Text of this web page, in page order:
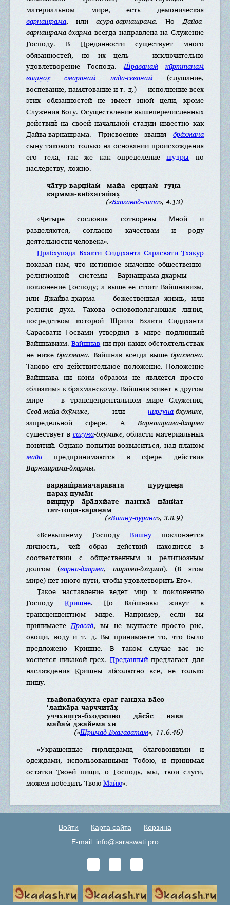
материальном мире, есть демоническая
варнашрама, или асура-варнашрама. НоДайва-
варнашрама-дхармавсегда направлена на Служение
Господу. В Преданности существует много
обязанностей, но их цель — исключительно
удовлетворение Господа.Ш̇раванам̇
кӣрттанам̇
виш̣н̣ох̣ смаранам̇
пада̄-севанам(слушание,
воспевание, памятование и т. д.) — исполнение всех
этих обязанностей не имеет иной цели, кроме
Служения Богу. Осуществление вышеперечисленных
действий на своей начальной стадии известно как
Дайва-варнашрама. Присвоение звания брáхмана
сыну такового только на основании происхождения
его тела, так же как определениешудры по
наследству, ложно.
ча̄тур-варн̣йам̇ майа ср̣ш̣т̣ам̇ гун̣а-
кармма-вибха̄гаш̇ах̣
(«Бхагавад-гита», 4.13)
«Четыре сословия сотворены Мной и
разделяются, согласно качествам и роду
деятельности человека».
Прабхупа̄да Бхакти Сиддханта Сарасвати Тхакур
показал нам, что истинное значение общественно-
религиозной системы Варнашрама-дхармы —
поклонение Господу; а выше ее стоит Вайшнавизм,
или Джайва-дхарма — божественная жизнь, или
религия духа. Такова основополагающая линия,
посредством которой Шрила Бхакти Сиддханта
Сарасвати Госвами утвердил в мире подлинный
Вайшнавизм.Вайшнав ни при каких обстоятельствах
не нижебрахмана. Вайшнав всегда вышебрахмана.
Таково его действительное положение. Положение
Вайшнава ни коим образом не является просто
«близким» к брахманскому. Вайшнав живет в другом
мире — в трансцендентальном мире Служения,
Сева̄-майа-бхӯмике, или ниргуна-бхумике,
запредельной сфере. АВарнашрама-дхарма
существует в сагуна-бхумике, области материальных
понятий. Однако попытки возвыситься, над планом
майипредпринимаются в сфере действия
Варнашрама-дхармы.
варн̣а̄ш́рама̄ча̄равата̄ пуруш̣ен̣а
парах̣ пума̄н
виш̣н̣ур а̄ра̄дхйате пантха̄ на̄нйат
тат-тош̣а-ка̄ран̣ам
(«Вишну-пурана», 3.8.9)
«Всевышнему Господу Вишнупоклоняется
личность, чей образ действий находится в
соответствии с общественным и религиозным
долгом (варна-дхарма, ашрама-дхарма). (В этом
мире) нет иного пути, чтобы удовлетворить Его».
Такое наставление ведет мир к поклонению
Господу Кришне. Но Вайшнавы живут в
трансцендентном мире. Например, если вы
принимаетеПрасад, вы не вкушаете просто рис,
овощи, воду и т. д. Вы принимаете то, что было
предложено Кришне. В таком случае вас не
коснется никакой грех. Преданныйпредлагает для
наслаждения Кришны абсолютно все, не только
пищу.
твайопабхукта-сраг-гандха-ва̄со
‘лан̇ка̄ра-чарччита̄х̣
уччхиш̣т̣а-бходжино да̄са̄с иава
ма̄йа̄м̇ джайема хи
(«Шримад-Бхагаватам», 11.6.46)
«Украшенные гирляндами, благовониями и
одеждами, использованными Тобою, и принимая
остатки Твоей пищи, о Господь, мы, твои слуги,
можем победить ТвоюМайю».
Войти Карта сайта
Корзина
E-mail: info@saraswati.pro